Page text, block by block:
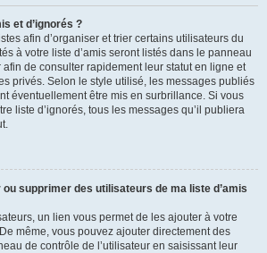
et d’ignorés ?
afin d’organiser et trier certains utilisateurs du
à votre liste d’amis seront listés dans le panneau
afin de consulter rapidement leur statut en ligne et
privés. Selon le style utilisé, les messages publiés
éventuellement être mis en surbrillance. Si vous
liste d’ignorés, tous les messages qu’il publiera
supprimer des utilisateurs de ma liste d’amis
un lien vous permet de les ajouter à votre
De même, vous pouvez ajouter directement des
de contrôle de l’utilisateur en saisissant leur